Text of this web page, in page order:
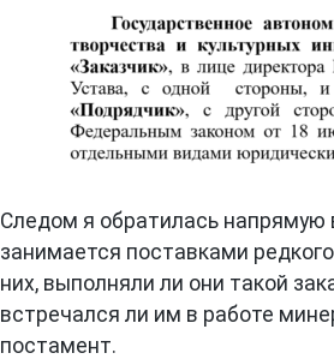
Следом я обратилась напрямую
занимается поставками
них, выполняли ли они такой
встречался ли им в работе
постамент.